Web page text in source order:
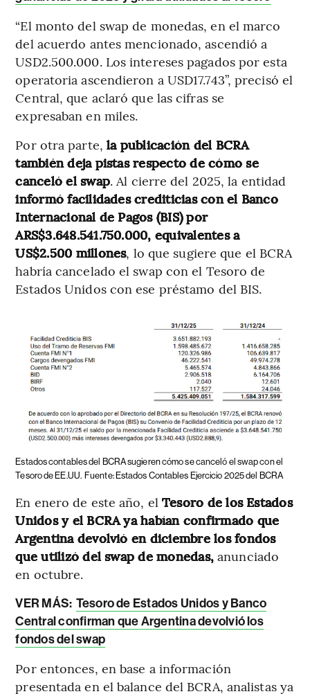
“El monto del swap de monedas, en el marco
del acuerdo antes mencionado, ascendió a
USD2.500.000. Los intereses pagados por esta
operatoria ascendieron a USD17.743”, precisó el
Central, que aclaró que las cifras se
expresaban en miles.
Por otra parte, la publicación del BCRA
también deja pistas respecto de cómo se
canceló el swap. Al cierre del 2025, la entidad
informó facilidades crediticias con el Banco
Internacional de Pagos (BIS) por
ARS$3.648.541.750.000, equivalentes a
US$2.500 millones, lo que sugiere que el BCRA
habría cancelado el swap con el Tesoro de
Estados Unidos con ese préstamo del BIS.
Estados contables del BCRA sugieren cómo se canceló el swap con el
Tesoro de EE.UU. Fuente: Estados Contables Ejercicio 2025 del BCRA
En enero de este año, el Tesoro de los Estados
Unidos y el BCRA ya habían confirmado que
Argentina devolvió en diciembre los fondos
que utilizó del swap de monedas, anunciado
en octubre.
VER MÁS: Tesoro de Estados Unidos y Banco
Central confirman que Argentina devolvió los
fondos del swap
Por entonces, en base a información
presentada en el balance del BCRA, analistas ya